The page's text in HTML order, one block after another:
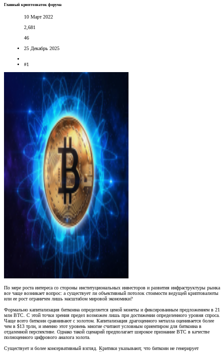
Главный криптознаток форума
10 Март 2022
2,681
46
25 Декабрь 2025
#1
По мере роста интереса со стороны институциональных инвесторов и развития инфраструктуры рынка
все чаще возникает вопрос: а существует ли объективный потолок стоимости ведущей криптовалюты
или ее рост ограничен лишь масштабом мировой экономики?
Формально капитализация биткоина определяется ценой монеты и фиксированным предложением в 21
млн BTC. С этой точки зрения предел возможен лишь при достижении определенного уровня спроса.
Чаще всего биткоин сравнивают с золотом. Капитализация драгоценного металла оценивается более
чем в $13 трлн, и именно этот уровень многие считают условным ориентиром для биткоина в
отдаленной перспективе. Однако такой сценарий предполагает широкое признание BTC в качестве
полноценного цифрового аналога золота.
Существует и более консервативный взгляд. Критики указывают, что биткоин не генерирует